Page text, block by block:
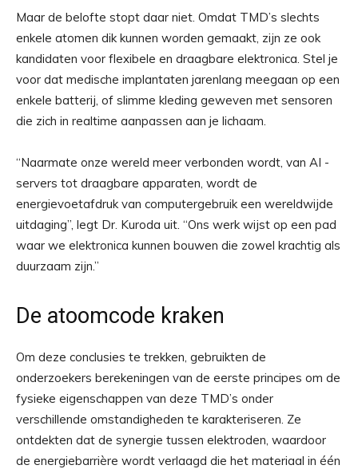
Maar de belofte stopt daar niet. Omdat TMD’s slechts
enkele atomen dik kunnen worden gemaakt, zijn ze ook
kandidaten voor flexibele en draagbare elektronica. Stel je
voor dat medische implantaten jarenlang meegaan op een
enkele batterij, of slimme kleding geweven met sensoren
die zich in realtime aanpassen aan je lichaam.
“Naarmate onze wereld meer verbonden wordt, van AI -
servers tot draagbare apparaten, wordt de
energievoetafdruk van computergebruik een wereldwijde
uitdaging”, legt Dr. Kuroda uit. “Ons werk wijst op een pad
waar we elektronica kunnen bouwen die zowel krachtig als
duurzaam zijn.”
De atoomcode kraken
Om deze conclusies te trekken, gebruikten de
onderzoekers berekeningen van de eerste principes om de
fysieke eigenschappen van deze TMD’s onder
verschillende omstandigheden te karakteriseren. Ze
ontdekten dat de synergie tussen elektroden, waardoor
de energiebarrière wordt verlaagd die het materiaal in één